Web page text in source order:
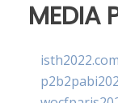
MEDIA
isth2022.com